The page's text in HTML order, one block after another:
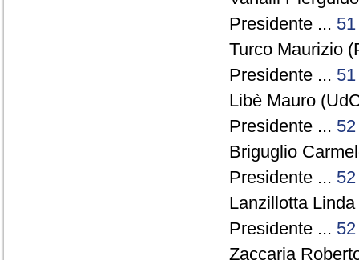
Presidente ... 51
Turco Maurizio
Presidente ... 51
Libè Mauro
Presidente ... 52
Briguglio
Presidente ... 52
Lanzillotta
Presidente ... 52
Zaccaria